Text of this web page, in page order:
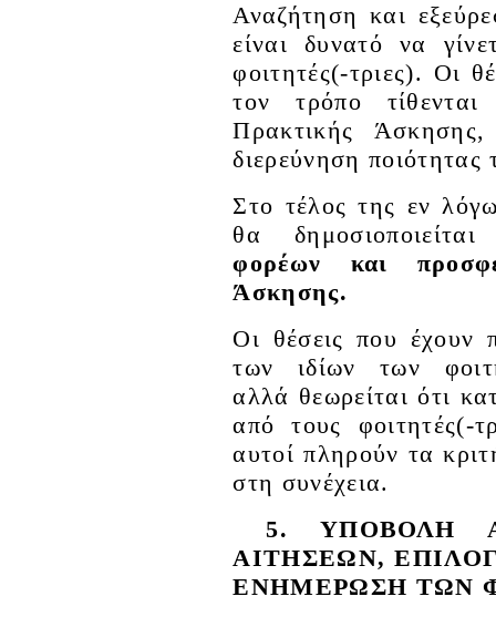
Αναζήτηση και
είναι δυνατό να
φοιτητές(-τριες). Οι
τον τρόπο
Πρακτικής
διερεύνηση ποιότητας
Στο τέλος της εν
θα
φορέων και
Άσκησης.
Οι θέσεις που έχουν
των ιδίων των
αλλά θεωρείται ότι
από τους φοιτητές(-
αυτοί πληρούν τα
στη συνέχεια.
5. ΥΠΟΒΟΛΗ
ΑΙΤΗΣΕΩΝ,
ΕΝΗΜΕΡΩΣΗ ΤΩΝ